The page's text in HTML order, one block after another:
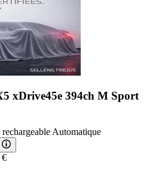
xDrive45e 394ch M Sport
Automatique
€